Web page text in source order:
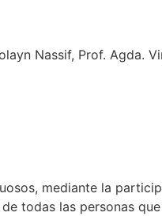
Nassif, Prof. Agda.
mediante la
todas las personas